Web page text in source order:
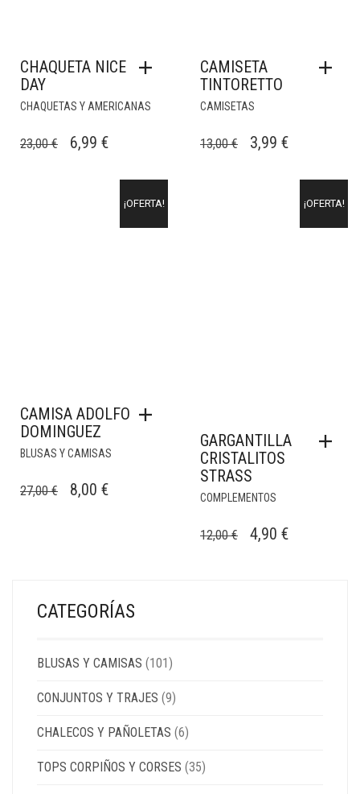
CHAQUETA NICE
DAY
CHAQUETAS Y AMERICANAS
23,00€
EL
6,99 €EL
ES:
6,99 €.
CAMISETA
TINTORETTO
CAMISETAS
13,00€
EL
3,99 €EL
ES:
3,99 €.
¡OFERTA!
CAMISA ADOLFO
DOMINGUEZ
BLUSAS Y CAMISAS
27,00€
EL
8,00 €EL
¡OFERTA!
GARGANTILLA
CRISTALITOS
STRASS
COMPLEMENTOS
12,00€
EL
4,90 €EL
CATEGORÍAS
BLUSAS Y CAMISAS (101)
CONJUNTOS Y TRAJES (9)
CHALECOS Y PAÑOLETAS (6)
TOPS CORPIÑOS Y CORSES (35)